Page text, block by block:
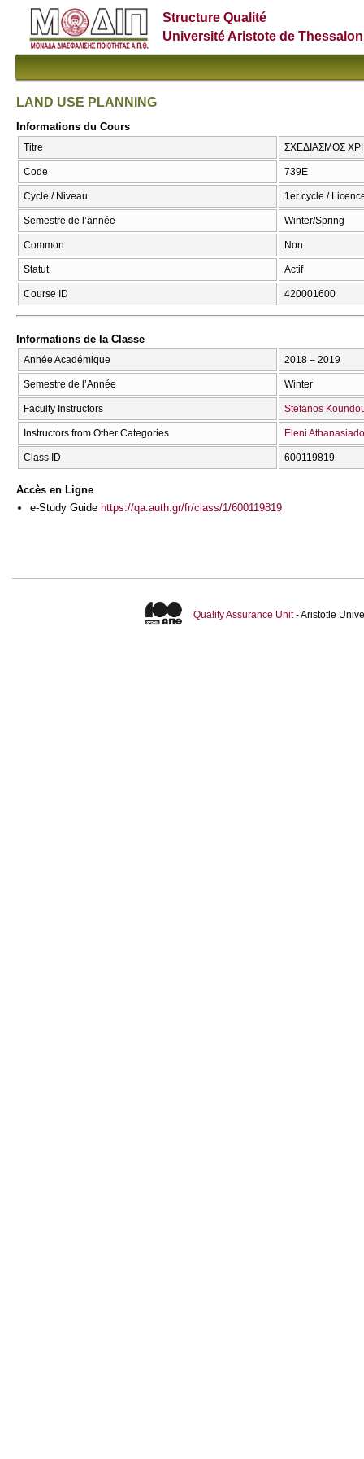
Structure Qualité
Université Aristote de
LAND USE PLANNING
Informations du Cours
Titre ΣΧΕΔΙΑΣΜΟΣ
Code 739Ε
Cycle / Niveau 1er cycle /
Semestre de l’année Winter/Spring
Common Non
Statut Actif
Course ID 420001600
Informations de la Classe
Année Académique 2018 – 2019
Semestre de l’Année Winter
Faculty Instructors Stefanos
Instructors from Other Categories Eleni
Class ID 600119819
Accès en Ligne
e-Study Guide https://qa.auth.gr/fr/class/1/600119819
Quality Assurance Unit- Aristotle